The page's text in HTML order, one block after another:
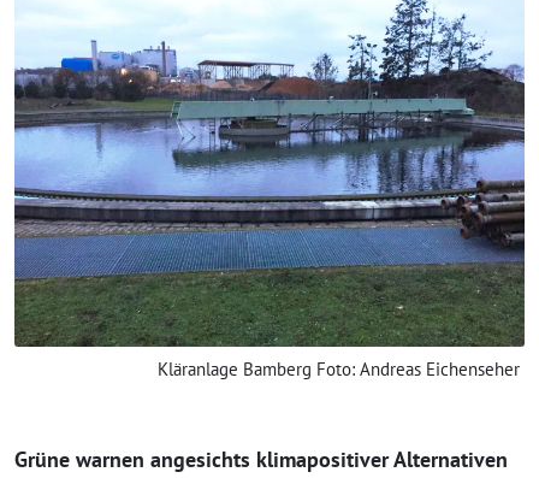
Kläranlage Bamberg Foto: Andreas Eichenseher
Grüne warnen angesichts klimapositiver Alternativen